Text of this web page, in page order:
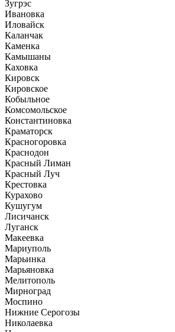
Зугрэс
Ивановка
Иловайск
Каланчак
Каменка
Камышаны
Каховка
Кировск
Кировское
Кобыльное
Комсомольское
Константиновка
Краматорск
Красногоровка
Краснодон
Красный Лиман
Красный Луч
Крестовка
Курахово
Кушугум
Лисичанск
Луганск
Макеевка
Мариуполь
Марьинка
Марьяновка
Мелитополь
Мирноград
Моспино
Нижние Серогозы
Николаевка